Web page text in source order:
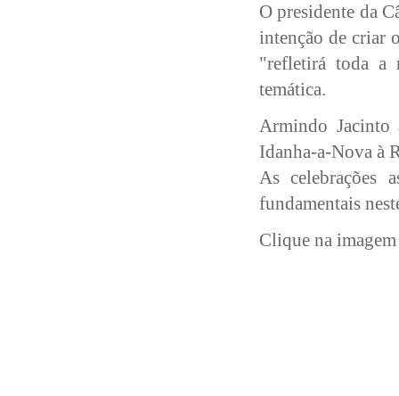
O presidente da
intenção de criar
"refletirá toda a
temática.
Armindo Jacinto
Idanha-a-Nova à
As celebrações
fundamentais
Clique na